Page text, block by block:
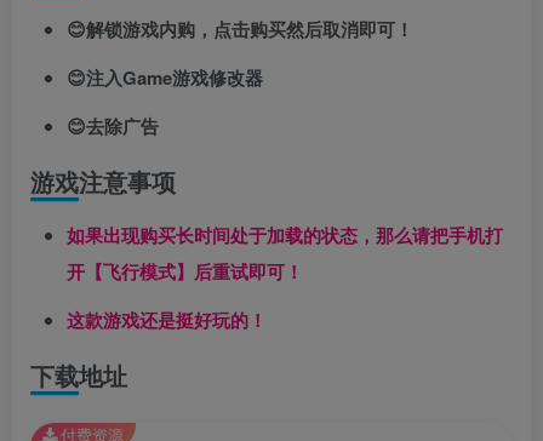
😊解锁游戏内购，点击购买然后取消即可！
😊注入Game游戏修改器
😊去除广告
游戏注意事项
如果出现购买长时间处于加载的状态，那么请把手机打
开【飞行模式】后重试即可！
这款游戏还是挺好玩的！
下载地址
付费资源